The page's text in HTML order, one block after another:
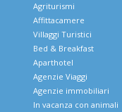
Agriturismi
Affittacamere
Villaggi Turistici
Bed & Breakfast
Aparthotel
Agenzie Viaggi
Agenzie immobiliari
In vacanza con animali